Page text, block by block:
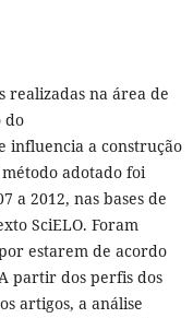
realizadas na área de
do
influencia a construção
adotado foi
a 2012, nas bases de
SciELO. Foram
estarem de acordo
partir dos perfis dos
artigos, a análise